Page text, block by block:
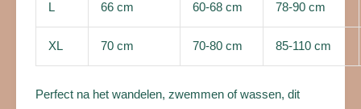
L 66 cm 60-68 cm 78-90 cm
XL 70 cm 70-80 cm 85-110 cm
Perfect na het wandelen, zwemmen of wassen, dit